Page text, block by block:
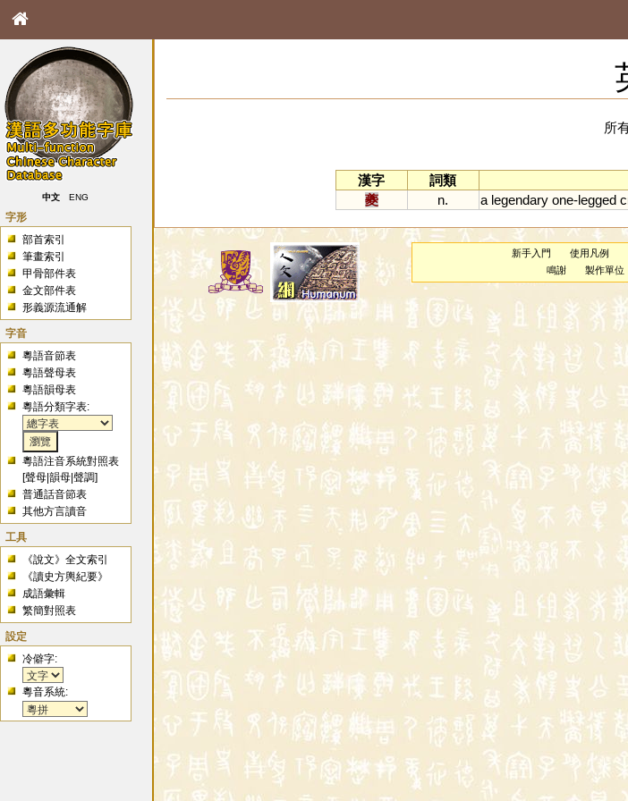
中文 ENG
字形
部首索引
筆畫索引
甲骨部件表
金文部件表
形義源流通解
字音
粵語音節表
粵語聲母表
粵語韻母表
粵語分類字表:
粵語注音系統對照表
[聲母 |韻母 |聲調]
普通話音節表
其他方言讀音
工具
《說文》全文索引
《讀史方輿紀要》
成語彙輯
繁簡對照表
設定
冷僻字:
粵音系統:
所
漢字
詞類
夔
n. a legendary one-legged
新手入門 使用凡例
鳴謝
製作單位